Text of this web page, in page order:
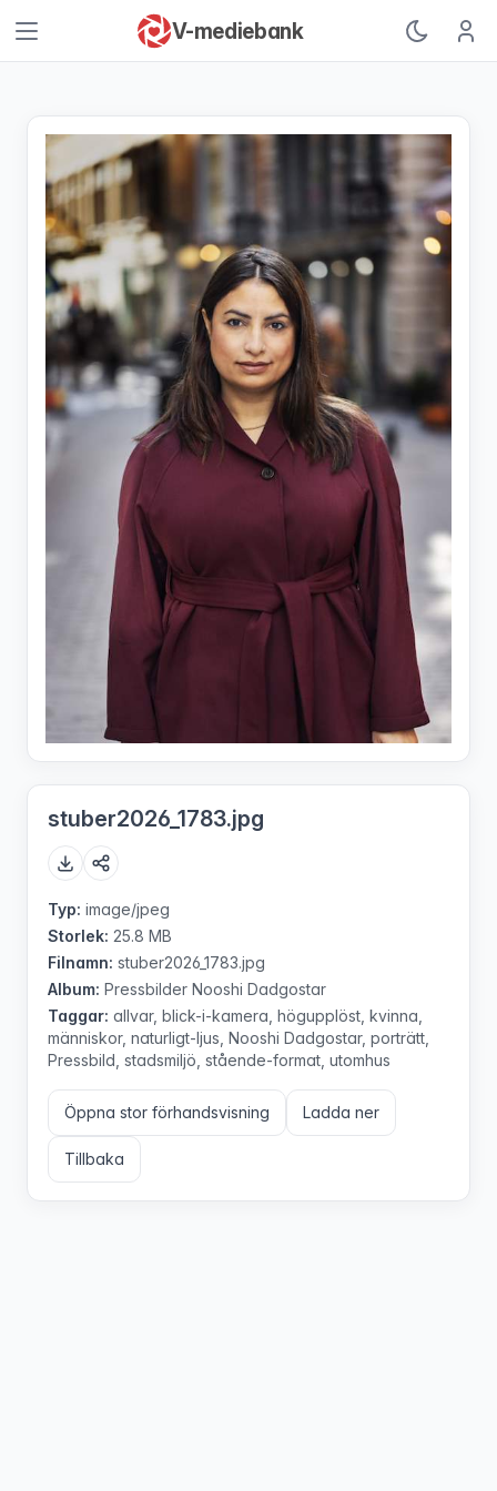
V-mediebank
stuber2026_1783.jpg
Typ: image/jpeg
Storlek: 25.8 MB
Filnamn: stuber2026_1783.jpg
Album: Pressbilder Nooshi Dadgostar
Taggar: allvar, blick-i-kamera, högupplöst, kvinna,
människor, naturligt-ljus, Nooshi Dadgostar, porträtt,
Pressbild, stadsmiljö, stående-format, utomhus
Öppna stor förhandsvisning Ladda ner
Tillbaka